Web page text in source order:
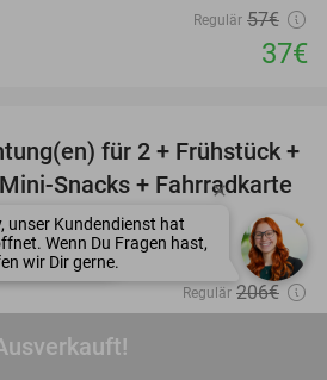
Regulär 57€
37€
59%
für 2 + Frühstück +
Snacks + Fahrradkarte
9.5 star
Regulär 206€
3,95€ Fremdenverkehrsabgabe p. P.
close